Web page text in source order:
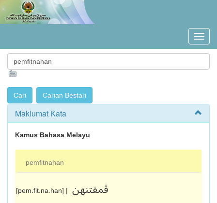
Maklumat Kata
Kamus Bahasa Melayu
pemfitnahan
[pem.fit.na.han] | ڤمفتنهن